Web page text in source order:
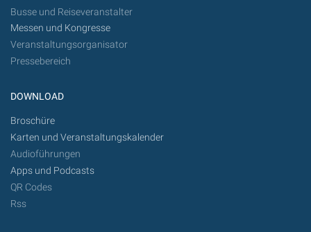
Busse und Reiseveranstalter
Messen und Kongresse
Veranstaltungsorganisator
Pressebereich
DOWNLOAD
Broschüre
Karten und Veranstaltungskalender
Audioführungen
Apps und Podcasts
QR Codes
Rss